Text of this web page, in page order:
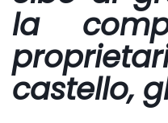
la
castello,